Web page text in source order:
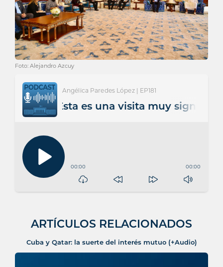
Foto: Alejandro Azcuy
Angélica Paredes López | EP181
Esta es una visita muy significativa
00:00 00:00
ARTÍCULOS RELACIONADOS
Cuba y Qatar: la suerte del interés mutuo (+Audio)